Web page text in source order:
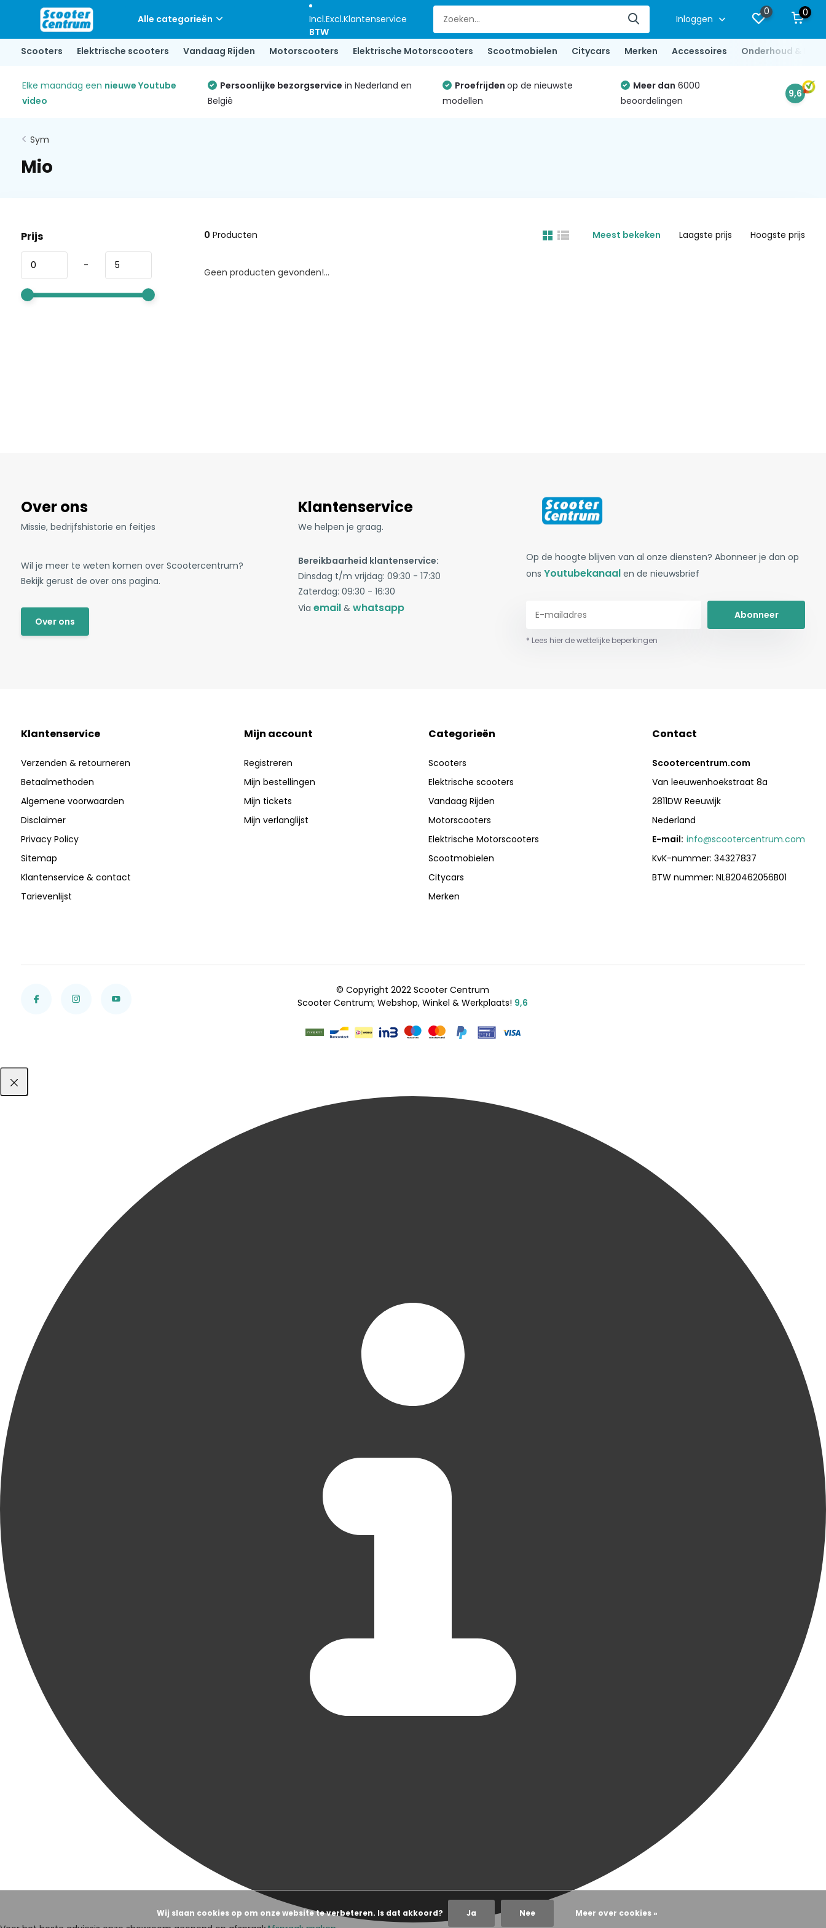
Alle categorieën Incl.Excl.
BTW
Klantenservice Inloggen
0 0
Scooters Elektrische scooters Vandaag Rijden Motorscooters Elektrische Motorscooters Scootmobielen Citycars Merken Accessoires Onderhoud &
Elke maandag een nieuwe Youtube
video
Persoonlijke bezorgservice in Nederland en
België
Proefrijdenop de nieuwste
modellen
Meer dan 6000
beoordelingen
9,6
Sym
Mio
Prijs
-
0 Producten Meest bekeken Laagste prijs Hoogste prijs
Geen producten gevonden!...
Over ons
Missie, bedrijfshistorie en feitjes
Wil je meer te weten komen over Scootercentrum?
Bekijk gerust de over ons pagina.
Over ons
Klantenservice
We helpen je graag.
Bereikbaarheid klantenservice:
Dinsdag t/m vrijdag: 09:30 - 17:30
Zaterdag: 09:30 - 16:30
Via email& whatsapp
Op de hoogte blijven van al onze diensten? Abonneer je dan op
onsYoutubekanaal en de nieuwsbrief
Abonneer
* Lees hier de wettelijke beperkingen
Klantenservice
Verzenden & retourneren
Betaalmethoden
Algemene voorwaarden
Disclaimer
Privacy Policy
Sitemap
Klantenservice & contact
Tarievenlijst
Mijn account
Registreren
Mijn bestellingen
Mijn tickets
Mijn verlanglijst
Categorieën
Scooters
Elektrische scooters
Vandaag Rijden
Motorscooters
Elektrische Motorscooters
Scootmobielen
Citycars
Merken
Contact
Scootercentrum.com
Van leeuwenhoekstraat 8a
2811DW Reeuwijk
Nederland
E-mail: info@scootercentrum.com
KvK-nummer: 34327837
BTW nummer: NL820462056B01
© Copyright 2022 Scooter Centrum
Scooter Centrum; Webshop, Winkel & Werkplaats! 9,6
Wij slaan cookies op om onze website te verbeteren. Is dat akkoord? Ja Nee Meer over cookies »